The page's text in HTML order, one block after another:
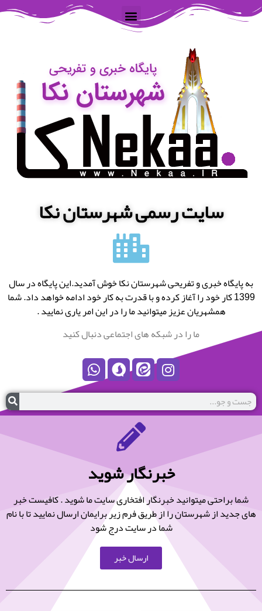
سایت رسمی شهرستان نکا
به پایگاه خبری و تفریحی شهرستان نکا خوش آمدید.این پایگاه در سال
1399 کار خود را آغاز کرده و با قدرت به کار خود ادامه خواهد داد. شما
همشهریان عزیز میتوانید ما را در این امر یاری نمایید .
ما را در شبکه های اجتماعی دنبال کنید
خبرنگار شوید
شما براحتی میتوانید خبرنگار افتخاری سایت ما شوید . کافیست خبر
های جدید از شهرستان را از طریق فرم زیر برایمان ارسال نمایید تا با نام
شما در سایت درج شود
ارسال خبر